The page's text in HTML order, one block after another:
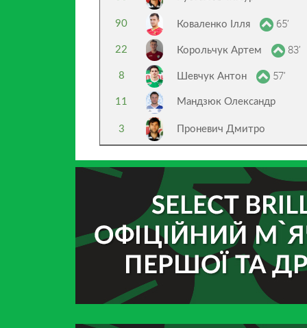
90 Коваленко Ілля 65’
22 Корольчук Артем 83’
8 Шевчук Антон 57’
11 Мандзюк Олександр
3 Проневич Дмитро